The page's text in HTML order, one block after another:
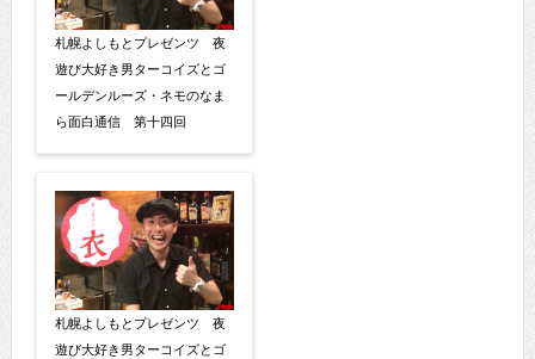
札幌よしもとプレゼンツ 夜
遊び大好き男ターコイズとゴ
ールデンルーズ・ネモのなま
ら面白通信 第十四回
札幌よしもとプレゼンツ 夜
遊び大好き男ターコイズとゴ